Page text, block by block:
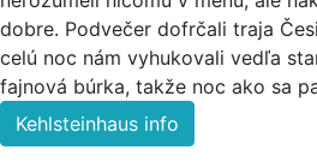
dobre. Podvečer dofrčali traja
celú noc nám vyhukovali vedľa
fajnová búrka, takže noc ako sa
Kehlsteinhaus info